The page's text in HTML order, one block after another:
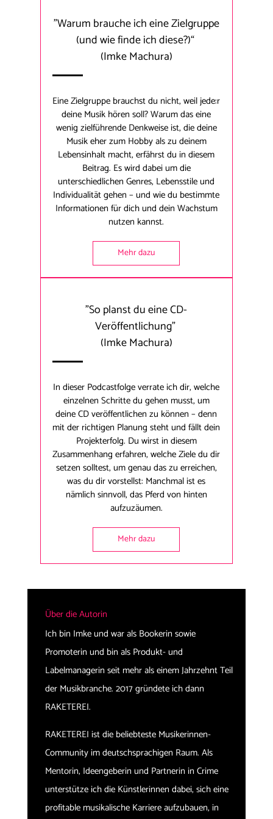
"Warum brauche ich eine Zielgruppe
(und wie finde ich diese?)“
(Imke Machura)
Eine Zielgruppe brauchst du nicht, weil jede:r
deine Musik hören soll? Warum das eine
wenig zielführende Denkweise ist, die deine
Musik eher zum Hobby als zu deinem
Lebensinhalt macht, erfährst du in diesem
Beitrag. Es wird dabei um die
unterschiedlichen Genres, Lebensstile und
Individualität gehen – und wie du bestimmte
Informationen für dich und dein Wachstum
nutzen kannst.
Mehr dazu
"So planst du eine CD-
Veröffentlichung"
(Imke Machura)
In dieser Podcastfolge verrate ich dir, welche
einzelnen Schritte du gehen musst, um
deine CD veröffentlichen zu können – denn
mit der richtigen Planung steht und fällt dein
Projekterfolg. Du wirst in diesem
Zusammenhang erfahren, welche Ziele du dir
setzen solltest, um genau das zu erreichen,
was du dir vorstellst: Manchmal ist es
nämlich sinnvoll, das Pferd von hinten
aufzuzäumen.
Mehr dazu
Über die Autorin
Ich bin Imke und war als Bookerin sowie
Promoterin und bin als Produkt- und
Labelmanagerin seit mehr als einem Jahrzehnt Teil
der Musikbranche. 2017 gründete ich dann
RAKETEREI.
RAKETEREI ist die beliebteste Musikerinnen-
Community im deutschsprachigen Raum. Als
Mentorin, Ideengeberin und Partnerin in Crime
unterstütze ich die Künstlerinnen dabei, sich eine
profitable musikalische Karriere aufzubauen, in